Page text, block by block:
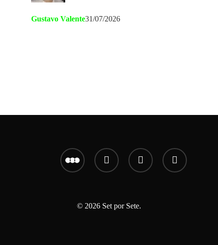
Gustavo Valente31/07/2026
letterboxd youtube instagram email
© 2026 Set por Sete.